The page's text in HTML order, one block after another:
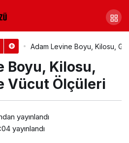
Adam Levine Boyu, Kilosu,
Boyu, Kilosu,
Vücut Ölçüleri
yayınlandı
yayınlandı
Kimdir? Cardi B